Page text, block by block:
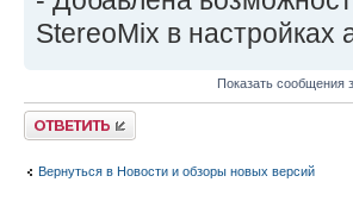
StereoMix в настройках
Показать сообщения
Ответить
Вернуться в Новости и обзоры новых версий